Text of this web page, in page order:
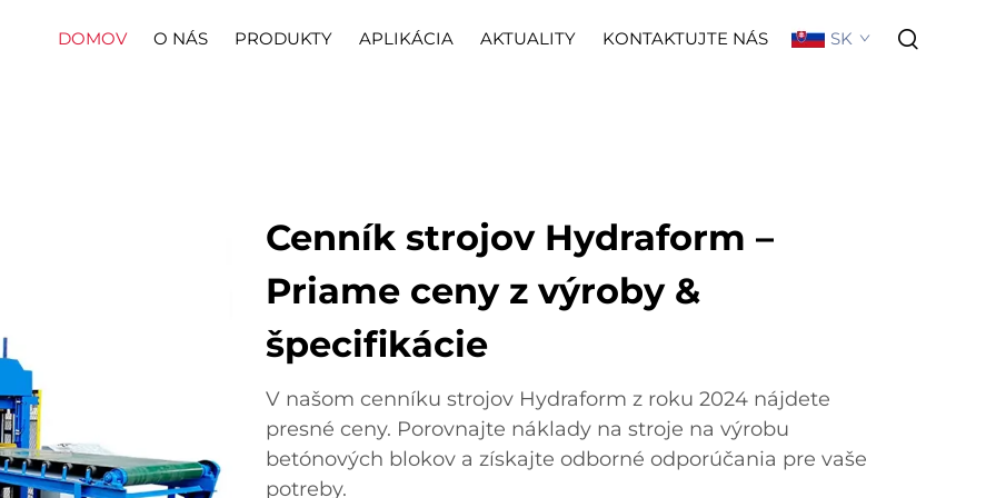
DOMOV O NÁS PRODUKTY APLIKÁCIA AKTUALITY KONTAKTUJTE NÁS SK
Cenník strojov Hydraform –
Priame ceny z výroby &
špecifikácie
V našom cenníku strojov Hydraform z roku 2024 nájdete
presné ceny. Porovnajte náklady na stroje na výrobu
betónových blokov a získajte odborné odporúčania pre vaše
potreby.